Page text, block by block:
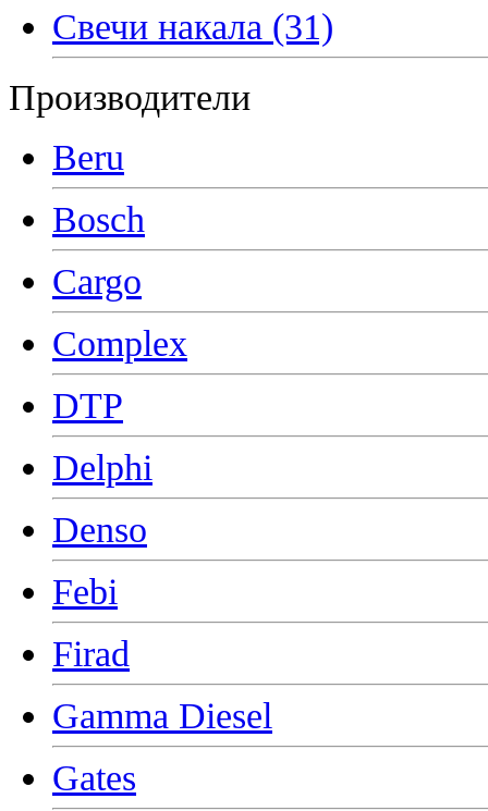
Свечи накала (31)
Производители
Beru
Bosch
Cargo
Complex
DTP
Delphi
Denso
Febi
Firad
Gamma Diesel
Gates